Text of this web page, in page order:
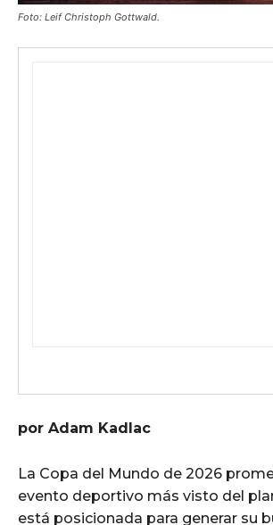
Foto: Leif Christoph Gottwald.
por Adam Kadlac
La Copa del Mundo de 2026
evento deportivo más visto del
está posicionada para generar su